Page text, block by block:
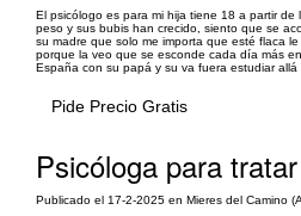
El psicólogo es para mi hija tiene 18 a partir
peso y sus bubis han crecido, siento que se
su madre que solo me importa que esté flaca
porque la veo que se esconde cada día más
España con su papá y su va fuera estudiar allá
Pide Precio Gratis
Psicóloga para
Publicado el 17-2-2025 en Mieres del Camino